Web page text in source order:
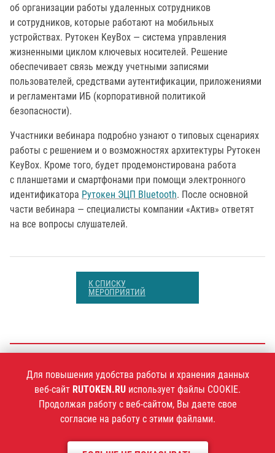
об организации работы удаленных сотрудников
и сотрудников, которые работают на мобильных
устройствах. Рутокен KeyBox — система управления
жизненными циклом ключевых носителей. Решение
обеспечивает связь между учетными записями
пользователей, средствами аутентификации, приложениями
и регламентами ИБ (корпоративной политикой
безопасности).
Участники вебинара подробно узнают о типовых сценариях
работы с решением и о возможностях архитектуры Рутокен
KeyBox. Кроме того, будет продемонстирована работа
с планшетами и смартфонами при помощи электронного
идентификатора Рутокен ЭЦП Bluetooth. После основной
части вебинара — специалисты компании «Актив» ответят
на все вопросы слушателей.
К СПИСКУ
МЕРОПРИЯТИЙ
+7 (495)925-77-90
1994–2026 ©Компания «Актив»
Для повышения удобства работы и хранения данных
веб-сайт RUTOKEN.RU использует файлы COOKIE.
Продолжая работу с веб-сайтом, Вы даете свое
согласие на работу с этими файлами.